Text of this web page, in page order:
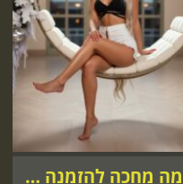
חמה מחכה להזמנה שלך